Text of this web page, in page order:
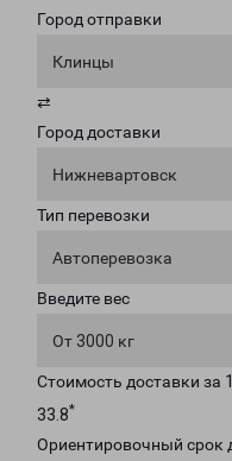
Город отправки
Клинцы
⇄
Город доставки
Нижневартовск
Тип перевозки
Автоперевозка
Введите вес
От 3000 кг
Стоимость доставки за
33.8*
Ориентировочный срок